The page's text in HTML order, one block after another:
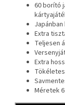
60 borító
Extra
Teljesen
Extra
Méretek